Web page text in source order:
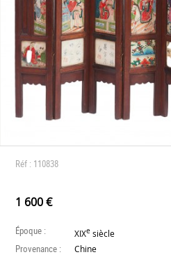
Réf : 110838
1 600 €
Époque : XIXe siècle
Provenance : Chine